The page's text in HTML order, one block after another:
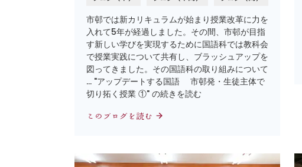
市邨では新カリキュラムが始まり授業改革に力を
入れて5年が経過しました。その間、市邨が目指
す新しい学びを実現するために国語科では教科会
で授業実践について共有し、ブラッシュアップを
図ってきました。その国語科の取り組みについて
… "アップデートする国語 市邨発・生徒主体で
切り拓く授業 ①" の続きを読む
このブログを読む